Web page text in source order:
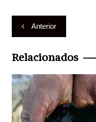
Navegação
de
Post
Anterior
Relacionados